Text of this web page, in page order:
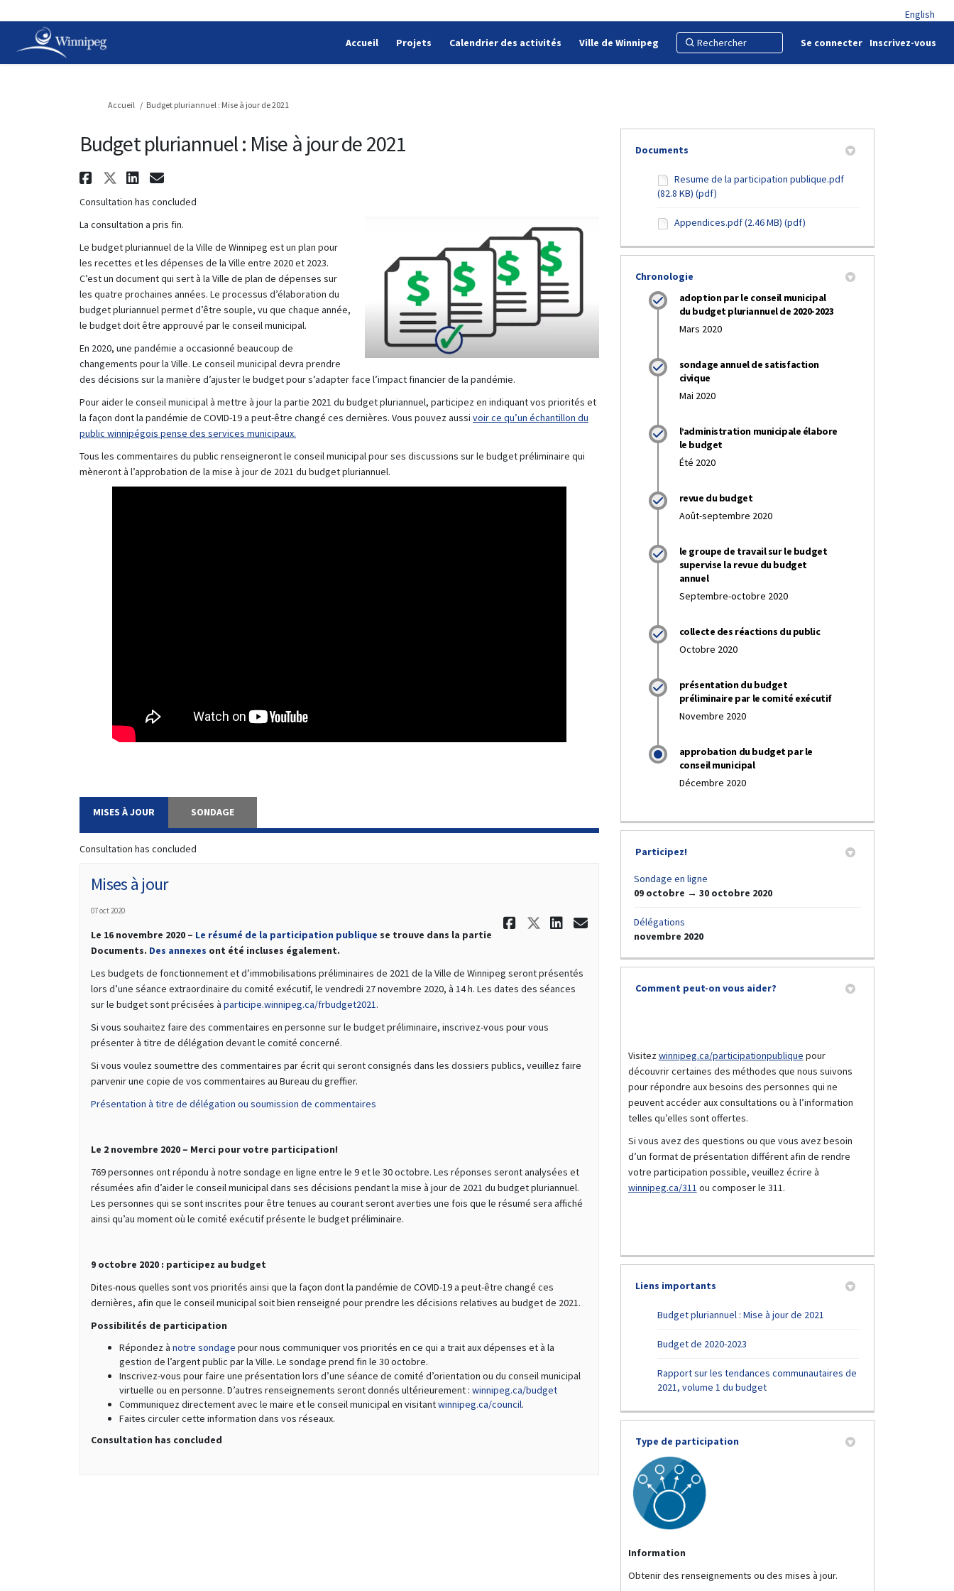
English
Accueil Projets Calendrier des activités Ville de Winnipeg Se connecter Inscrivez-vous
Vous êtes ici:Accueil Budget pluriannuel : Mise à jour de 2021
Budget pluriannuel : Mise à jour de 2021
Partager Budget pluriannuel : Mise à jour de 2021 sur Facebook
Partager Budget pluriannuel : Mise à jour de 2021 sur Twitter
Partager Budget pluriannuel : Mise à jour de 2021 sur Linkedin
Courriel Budget pluriannuel : Mise à jour de 2021 lien
Consultation has concluded
La consultation a pris fin.
Le budget pluriannuel de la Ville de Winnipeg est un plan pour
les recettes et les dépenses de la Ville entre 2020 et 2023.
C’est un document qui sert à la Ville de plan de dépenses sur
les quatre prochaines années. Le processus d’élaboration du
budget pluriannuel permet d’être souple, vu que chaque année,
le budget doit être approuvé par le conseil municipal.
En 2020, une pandémie a occasionné beaucoup de
changements pour la Ville. Le conseil municipal devra prendre
des décisions sur la manière d’ajuster le budget pour s’adapter face l’impact financier de la pandémie.
Pour aider le conseil municipal à mettre à jour la partie 2021 du budget pluriannuel, participez en indiquant vos priorités et
la façon dont la pandémie de COVID-19 a peut-être changé ces dernières. Vous pouvez aussi voir ce qu’un échantillon du
public winnipégois pense des services municipaux.
Tous les commentaires du public renseigneront le conseil municipal pour ses discussions sur le budget préliminaire qui
mèneront à l’approbation de la mise à jour de 2021 du budget pluriannuel.
MISES À JOUR SONDAGE
Consultation has concluded
Mises à jour
07 oct 2020
Partager Mises à jour sur Facebook
Partager Mises à jour sur Twitter
Partager Mises à jour sur Linkedin
Courriel Mises à jour lien
Le 16 novembre 2020 – Le résumé de la participation publique se trouve dans la partie
Documents. Des annexes ont été incluses également.
Les budgets de fonctionnement et d’immobilisations préliminaires de 2021 de la Ville de Winnipeg seront présentés
lors d’une séance extraordinaire du comité exécutif, le vendredi 27 novembre 2020, à 14 h. Les dates des séances
sur le budget sont précisées à participe.winnipeg.ca/frbudget2021(Liens externes)
.
Si vous souhaitez faire des commentaires en personne sur le budget préliminaire, inscrivez-vous pour vous
présenter à titre de délégation devant le comité concerné.
Si vous voulez soumettre des commentaires par écrit qui seront consignés dans les dossiers publics, veuillez faire
parvenir une copie de vos commentaires au Bureau du greffier.
Présentation à titre de délégation ou soumission de commentaires
Le 2 novembre 2020 – Merci pour votre participation!
769 personnes ont répondu à notre sondage en ligne entre le 9 et le 30 octobre. Les réponses seront analysées et
résumées afin d’aider le conseil municipal dans ses décisions pendant la mise à jour de 2021 du budget pluriannuel.
Les personnes qui se sont inscrites pour être tenues au courant seront averties une fois que le résumé sera affiché
ainsi qu’au moment où le comité exécutif présente le budget préliminaire.
9 octobre 2020 : participez au budget
Dites-nous quelles sont vos priorités ainsi que la façon dont la pandémie de COVID-19 a peut-être changé ces
dernières, afin que le conseil municipal soit bien renseigné pour prendre les décisions relatives au budget de 2021.
Possibilités de participation
Répondez à notre sondage pour nous communiquer vos priorités en ce qui a trait aux dépenses et à la
gestion de l’argent public par la Ville. Le sondage prend fin le 30 octobre.
Inscrivez-vous pour faire une présentation lors d’une séance de comité d’orientation ou du conseil municipal
virtuelle ou en personne. D’autres renseignements seront donnés ultérieurement : winnipeg.ca/budget(Liens externes)
Communiquez directement avec le maire et le conseil municipal en visitantwinnipeg.ca/council(Liens externes)
.
Faites circuler cette information dans vos réseaux.
Consultation has concluded
Documents
Resume de la participation publique.pdf
(82.8 KB) (pdf)
Appendices.pdf (2.46 MB) (pdf)
Chronologie
adoption par le conseil municipal
du budget pluriannuel de 2020-2023
Mars 2020
sondage annuel de satisfaction
civique
Mai 2020
l’administration municipale élabore
le budget
Été 2020
revue du budget
Août-septembre 2020
le groupe de travail sur le budget
supervise la revue du budget
annuel
Septembre-octobre 2020
collecte des réactions du public
Octobre 2020
présentation du budget
préliminaire par le comité exécutif
Novembre 2020
approbation du budget par le
conseil municipal
Décembre 2020
Participez!
Sondage en ligne
09 octobre → 30 octobre 2020
Délégations
novembre 2020
Comment peut-on vous aider?
Visitezwinnipeg.ca/participationpublique(Liens externes)
pour
découvrir certaines des méthodes que nous suivons
pour répondre aux besoins des personnes qui ne
peuvent accéder aux consultations ou à l’information
telles qu’elles sont offertes.
Si vous avez des questions ou que vous avez besoin
d’un format de présentation différent afin de rendre
votre participation possible, veuillez écrire à
winnipeg.ca/311 (Liens externes)
ou composer le 311.
Liens importants
Budget pluriannuel : Mise à jour de 2021
Budget de 2020-2023(Liens externes)
Rapport sur les tendances communautaires de
2021, volume 1 du budget(Liens externes)
Type de participation
Information
Obtenir des renseignements ou des mises à jour.